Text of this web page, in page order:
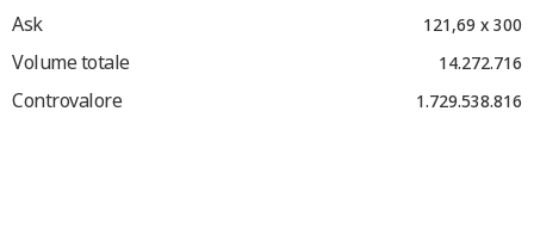
Ask 121,69 x 300
Volume totale 14.272.716
Controvalore 1.729.538.816